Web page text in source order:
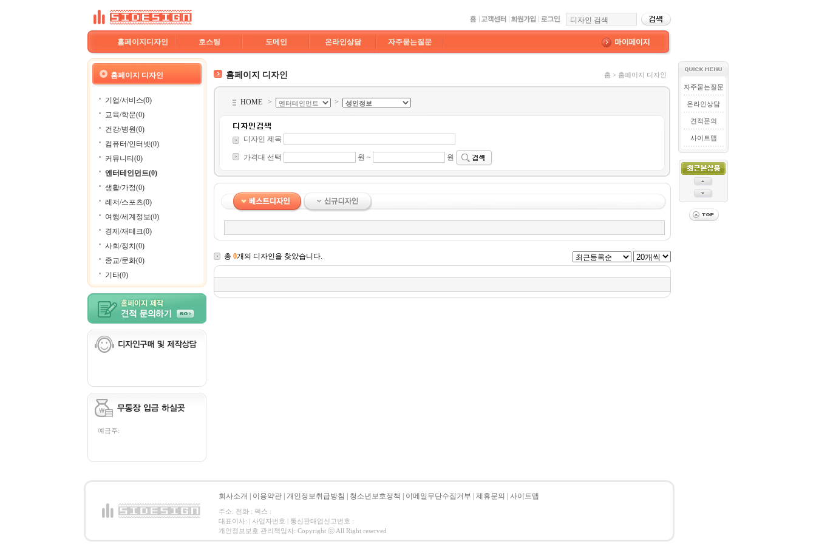
홈페이지디자인 호스팅 도메인 온라인상담 자주묻는질문
홈페이지 디자인
기업/서비스(0)
교육/학문(0)
건강/병원(0)
컴퓨터/인터넷(0)
커뮤니티(0)
엔터테인먼트(0)
생활/가정(0)
레저/스포츠(0)
여행/세계정보(0)
경제/재테크(0)
사회/정치(0)
종교/문화(0)
기타(0)
예금주:
홈페이지 디자인 홈 > 홈페이지 디자인
HOME > >
디자인 제목
가격대 선택 원 ~ 원
총 0개의 디자인을 찾았습니다.
자주묻는질문
온라인상담
견적문의
사이트맵
회사소개 이용약관 개인정보취급방침 청소년보호정책 이메일무단수집거부 제휴문의 사이트맵
주소: 전화 : 팩스 :
대표이사: | 사업자번호 | 통신판매업신고번호 :
개인정보보호 관리책임자: Copyright ⓒ All Right reserved